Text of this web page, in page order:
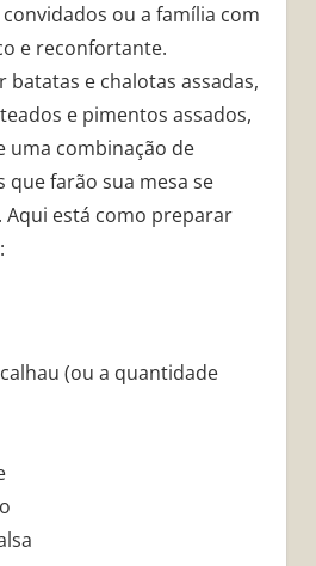
ou a família com
e reconfortante.
e chalotas assadas,
e pimentos assados,
uma combinação de
que farão sua mesa se
Aqui está como preparar
(ou a quantidade